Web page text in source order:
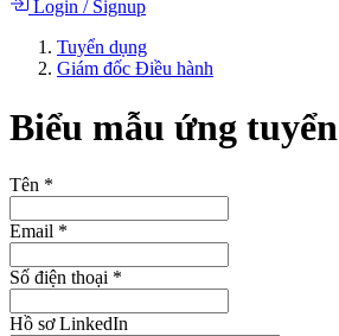
Login /Signup
Tuyển dụng
Giám đốc Điều hành
Biểu mẫu ứng tuyển
Tên *
Email *
Số điện thoại *
Hồ sơ LinkedIn